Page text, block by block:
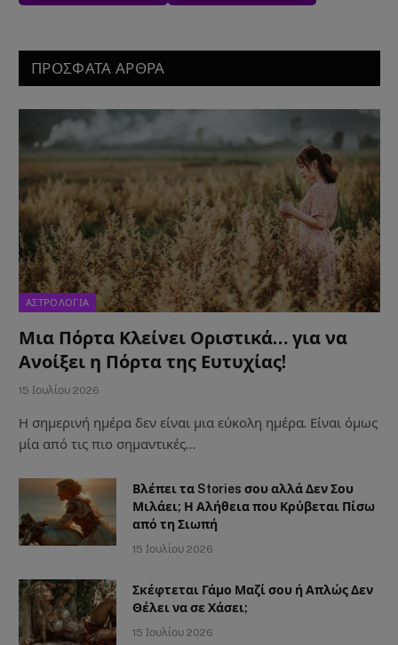
ΠΡΟΣΦΑΤΑ ΑΡΘΡΑ
ΑΣΤΡΟΛΟΓΙΑ
Μια Πόρτα Κλείνει Οριστικά… για να
Ανοίξει η Πόρτα της Ευτυχίας!
15 Ιουλίου 2026
Η σημερινή ημέρα δεν είναι μια εύκολη ημέρα. Είναι όμως
μία από τις πιο σημαντικές…
Βλέπει τα Stories σου αλλά Δεν Σου
Μιλάει; Η Αλήθεια που Κρύβεται Πίσω
από τη Σιωπή
15 Ιουλίου 2026
Σκέφτεται Γάμο Μαζί σου ή Απλώς Δεν
Θέλει να σε Χάσει;
15 Ιουλίου 2026